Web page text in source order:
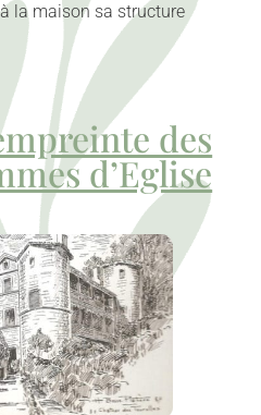
la maison sa structure
des
d’Eglise